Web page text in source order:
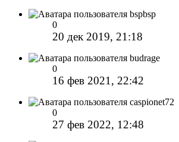
bspbsp
0
20 дек 2019, 21:18
budrage
0
16 фев 2021, 22:42
caspionet72
0
27 фев 2022, 12:48